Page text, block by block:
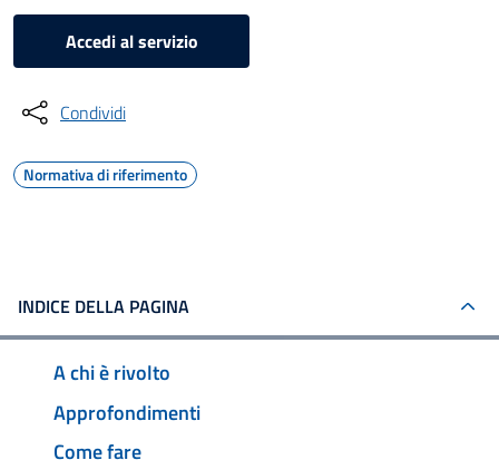
Accedi al servizio
Condividi
Normativa di riferimento
INDICE DELLA PAGINA
A chi è rivolto
Approfondimenti
Come fare